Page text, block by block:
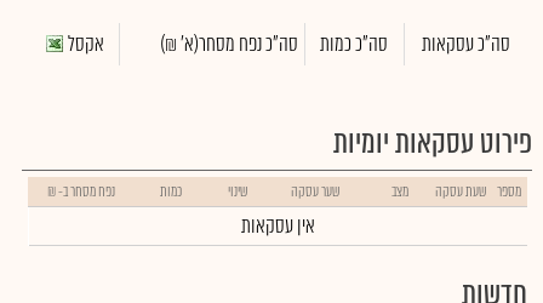
סה"כ עסקאות סה"כ כמות סה"כ נפח מסחר(א' ₪) אקסל
פירוט עסקאות יומיות
מספר שעת עסקה מצב שער עסקה שינוי כמות נפח מסחר ב- ₪
אין עסקאות